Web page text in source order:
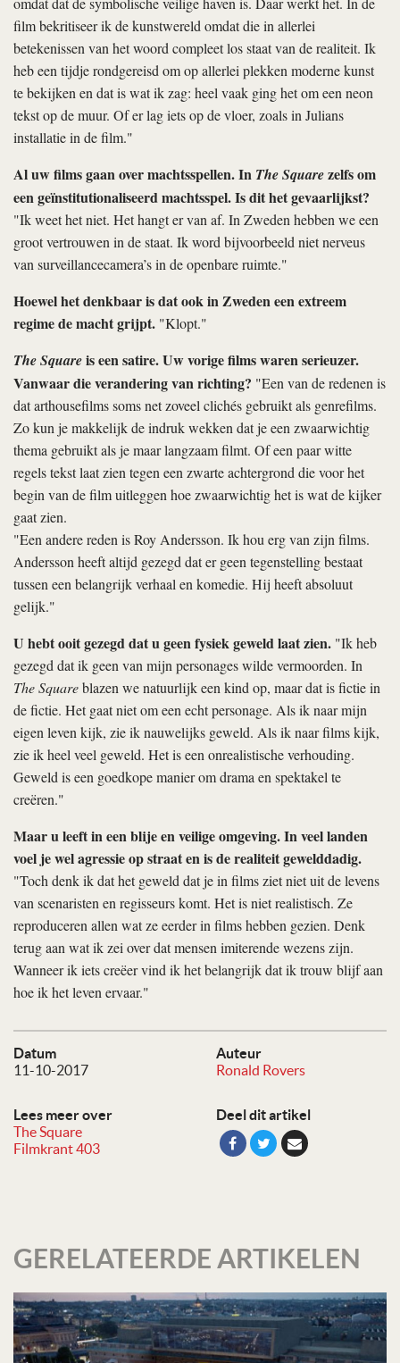
Datum
11-10-2017
Auteur
Ronald Rovers
Lees meer over
The Square
Filmkrant 403
Deel dit artikel
film bekritiseer ik de kunstwereld omdat die in allerlei
betekenissen van het woord compleet los staat van de realiteit. Ik
heb een tijdje rondgereisd om op allerlei plekken moderne kunst
te bekijken en dat is wat ik zag: heel vaak ging het om een neon
tekst op de muur. Of er lag iets op de vloer, zoals in Julians
installatie in de film."
Al uw films gaan over machtsspellen. In The Squarezelfs om
een geïnstitutionaliseerd machtsspel. Is dit het gevaarlijkst?
"Ik weet het niet. Het hangt er van af. In Zweden hebben we een
groot vertrouwen in de staat. Ik word bijvoorbeeld niet nerveus
van surveillancecamera’s in de openbare ruimte."
Hoewel het denkbaar is dat ook in Zweden een extreem
regime de macht grijpt. "Klopt."
The Squareis een satire. Uw vorige films waren serieuzer.
Vanwaar die verandering van richting? "Een van de redenen is
dat arthousefilms soms net zoveel clichés gebruikt als genrefilms.
Zo kun je makkelijk de indruk wekken dat je een zwaarwichtig
thema gebruikt als je maar langzaam filmt. Of een paar witte
regels tekst laat zien tegen een zwarte achtergrond die voor het
begin van de film uitleggen hoe zwaarwichtig het is wat de kijker
gaat zien.
"Een andere reden is Roy Andersson. Ik hou erg van zijn films.
Andersson heeft altijd gezegd dat er geen tegenstelling bestaat
tussen een belangrijk verhaal en komedie. Hij heeft absoluut
gelijk."
U hebt ooit gezegd dat u geen fysiek geweld laat zien. "Ik heb
gezegd dat ik geen van mijn personages wilde vermoorden. In
The Squareblazen we natuurlijk een kind op, maar dat is fictie in
de fictie. Het gaat niet om een echt personage. Als ik naar mijn
eigen leven kijk, zie ik nauwelijks geweld. Als ik naar films kijk,
zie ik heel veel geweld. Het is een onrealistische verhouding.
Geweld is een goedkope manier om drama en spektakel te
creëren."
Maar u leeft in een blije en veilige omgeving. In veel landen
voel je wel agressie op straat en is de realiteit gewelddadig.
"Toch denk ik dat het geweld dat je in films ziet niet uit de levens
van scenaristen en regisseurs komt. Het is niet realistisch. Ze
reproduceren allen wat ze eerder in films hebben gezien. Denk
terug aan wat ik zei over dat mensen imiterende wezens zijn.
Wanneer ik iets creëer vind ik het belangrijk dat ik trouw blijf aan
hoe ik het leven ervaar."
GERELATEERDE ARTIKELEN